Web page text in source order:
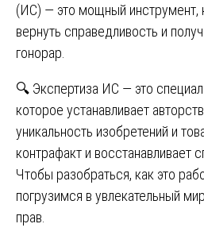
(ИС) — это мощный инструмент,
вернуть справедливость и
гонорар.
🔍 Экспертиза ИС — это
которое устанавливает
уникальность изобретений и
контрафакт и восстанавливает
Чтобы разобраться, как это
погрузимся в увлекательный
прав.